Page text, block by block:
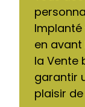
Implanté
en
la Vente
garantir
plaisir